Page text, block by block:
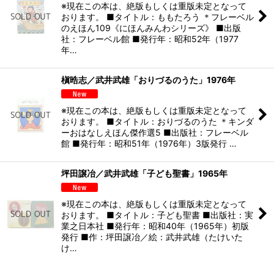
※現在この本は、絶版もしくは重版未定となって
おります。 ■タイトル：ももたろう ＊フレーベル
のえほん109《にほんみんわシリーズ》 ■出版
社：フレーベル館 ■発行年：昭和52年（1977
年…
槇晧志／武井武雄「おりづるのうた」1976年
※現在この本は、絶版もしくは重版未定となって
おります。 ■タイトル：おりづるのうた ＊キンダ
ーおはなしえほん傑作選5 ■出版社：フレーベル
館 ■発行年：昭和51年（1976年）3版発行 …
坪田譲冶／武井武雄「子ども聖書」1965年
※現在この本は、絶版もしくは重版未定となって
おります。 ■タイトル：子ども聖書 ■出版社：実
業之日本社 ■発行年：昭和40年（1965年）初版
発行 ■作：坪田譲冶／絵：武井武雄（たけいた
け…